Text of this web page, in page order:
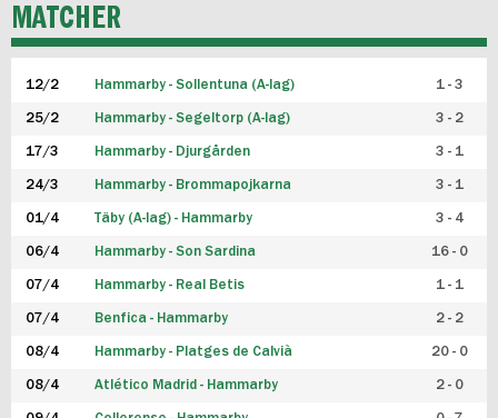
P19
F19
FUTSAL HERR
FUTSAL DAM
MATCHER
12/2 Hammarby - Sollentuna (A-lag) 1 - 3
25/2 Hammarby - Segeltorp (A-lag) 3 - 2
17/3 Hammarby - Djurgården 3 - 1
24/3 Hammarby - Brommapojkarna 3 - 1
01/4 Täby (A-lag) - Hammarby 3 - 4
06/4 Hammarby - Son Sardina 16 - 0
07/4 Hammarby - Real Betis 1 - 1
07/4 Benfica - Hammarby 2 - 2
08/4 Hammarby - Platges de Calvià 20 - 0
08/4 Atlético Madrid - Hammarby 2 - 0